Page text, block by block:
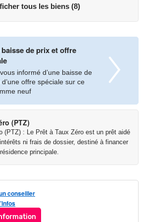
vers Chambéry, Albertville ou
gare de Montmélian renforce la mobilité
DE VILLA-JARDINS POUR TOUS
du Canton, face au golf de Porte de
de vie s’intègre harmonieusement dans
calme et verdoyant. LE DOMAINE
European Homes réinvente l’habitat
des VILLAS-JARDINS rendant
maison, à partir de 63 m2 avec une
de son jardin privatif
les préférences de vie.
d’un jardin privatif engazonné,
tous les biens (8)
de prix et offre
informé d’une baisse de
d’une offre spéciale sur ce
neuf
(PTZ)
(PTZ) : Le Prêt à Taux Zéro est un prêt aidé
ni frais de dossier, destiné à financer
principale.
conseiller